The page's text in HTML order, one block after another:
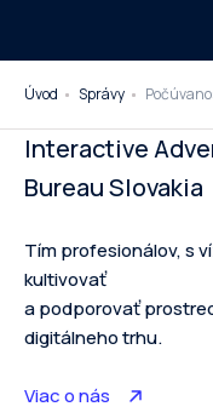
Úvod Správy
Interactive
Bureau Slovakia
Tím profesionálov, s
kultivovať
a podporovať
digitálneho trhu.
Viac o nás